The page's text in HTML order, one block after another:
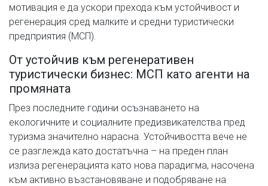
мотивация е да ускори прехода към устойчивост и
регенерация сред малките и средни туристически
предприятия (МСП).
От устойчив към регенеративен
туристически бизнес: МСП като агенти на
промяната
През последните години осъзнаването на
екологичните и социалните предизвикателства пред
туризма значително нарасна. Устойчивостта вече не
се разглежда като достатъчна – на преден план
излиза регенерацията като нова парадигма, насочена
към активно възстановяване и подобряване на